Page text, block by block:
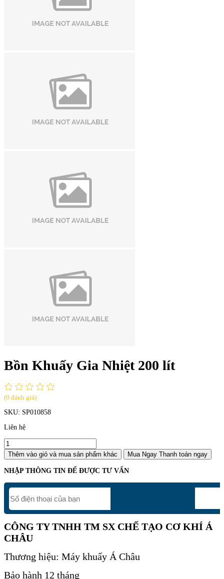
Bồn Khuấy Gia Nhiệt 200 lít
(0 đánh giá)
SKU: SP010858
Liên hệ
Thêm vào giỏ và mua sản phẩm khác Mua Ngay Thanh toán ngay
NHẬP THÔNG TIN ĐỂ ĐƯỢC TƯ VẤN
CÔNG TY TNHH TM SX CHẾ TẠO CƠ KHÍ Á
CHÂU
Thương hiệu: Máy khuấy Á Châu
Bảo hành 12 tháng